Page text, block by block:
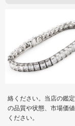
絡ください。当店の鑑
の品質や状態、市場価
ください。